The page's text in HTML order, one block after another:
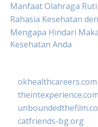
Manfaat Olahraga
Rahasia Kesehatan
Mengapa Hindari
Kesehatan Anda
okhealthcareers.com
theintexperience.com
catfriends-bg.org